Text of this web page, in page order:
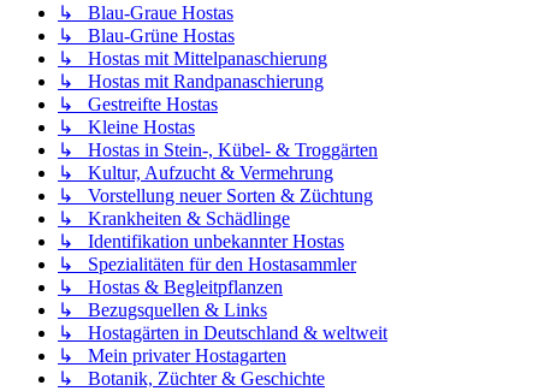
↳ Blau-Graue Hostas
↳ Blau-Grüne Hostas
↳ Hostas mit Mittelpanaschierung
↳ Hostas mit Randpanaschierung
↳ Gestreifte Hostas
↳ Kleine Hostas
↳ Hostas in Stein-, Kübel- & Troggärten
↳ Kultur, Aufzucht & Vermehrung
↳ Vorstellung neuer Sorten & Züchtung
↳ Krankheiten & Schädlinge
↳ Identifikation unbekannter Hostas
↳ Spezialitäten für den Hostasammler
↳ Hostas & Begleitpflanzen
↳ Bezugsquellen & Links
↳ Hostagärten in Deutschland & weltweit
↳ Mein privater Hostagarten
↳ Botanik, Züchter & Geschichte